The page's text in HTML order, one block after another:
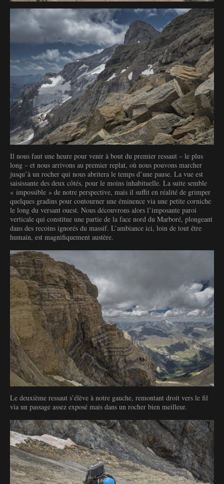
Il nous faut une heure pour venir à bout du premier ressaut – le plus
long – et nous arrivons au premier replat, où nous pouvons marcher
jusqu’à un rocher qui nous abritera le temps d’une pause. La vue est
saisissante des deux côtés, pour le moins inhabituelle. La suite semble
« impossible » de notre perspective, mais il suffit en réalité de grimper
quelques gradins pour contourner une éminence via une petite corniche
le long du versant ouest. Nous découvrons alors l’imposante paroi
verticale qui constitue une partie de la face nord du Marboré, plongeant
dans des recoins ignorés du massif. L’ambiance ici, loin de tout être
humain, est magnifiquement austère.
Le deuxième ressaut s’élève à notre gauche, remontant droit vers le fil
via un passage assez exposé mais dans un rocher bien meilleur.